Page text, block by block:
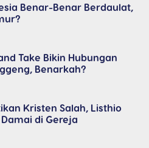
Benar-Benar Berdaulat,
Take Bikin Hubungan
Benarkah?
Kristen Salah, Listhio
di Gereja